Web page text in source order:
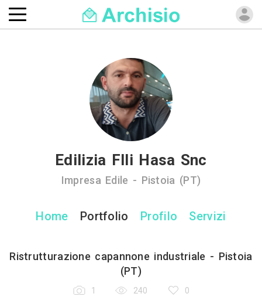
Edilizia Flli Hasa Snc
Impresa Edile - Pistoia (PT)
Home Portfolio Profilo Servizi
Ristrutturazione capannone industriale - Pistoia
(PT)
1 240 0